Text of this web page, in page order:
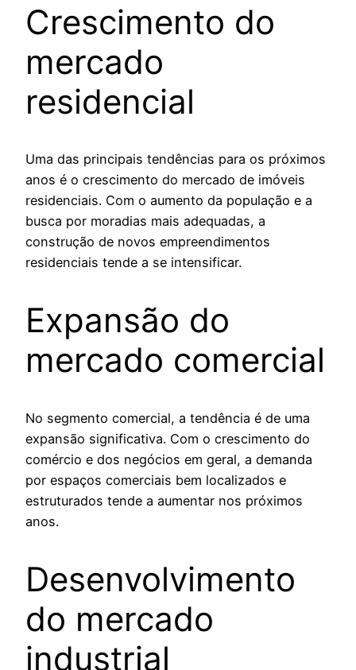
Crescimento do
mercado
residencial
Uma das principais tendências para os próximos
anos é o crescimento do mercado de imóveis
residenciais. Com o aumento da população e a
busca por moradias mais adequadas, a
construção de novos empreendimentos
residenciais tende a se intensificar.
Expansão do
mercado comercial
No segmento comercial, a tendência é de uma
expansão significativa. Com o crescimento do
comércio e dos negócios em geral, a demanda
por espaços comerciais bem localizados e
estruturados tende a aumentar nos próximos
anos.
Desenvolvimento
do mercado
industrial